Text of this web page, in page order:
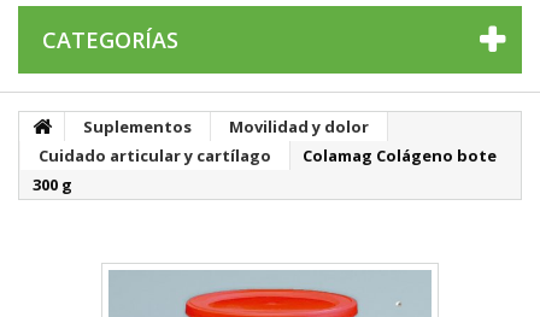
CATEGORÍAS
Suplementos
Movilidad y dolor
Cuidado articular y cartílago
Colamag Colágeno bote
300 g